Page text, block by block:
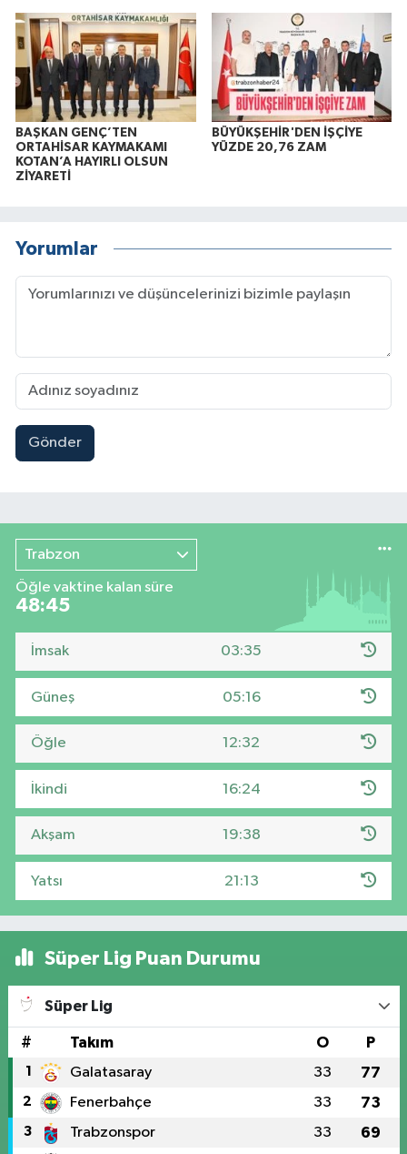
BAŞKAN GENÇ’TEN
ORTAHİSAR KAYMAKAMI
KOTAN’A HAYIRLI OLSUN
ZİYARETİ
BÜYÜKŞEHİR'DEN İŞÇİYE
YÜZDE 20,76 ZAM
Yorumlar
Gönder
Trabzon
Öğle vaktine kalan süre
48:44
İmsak 03:35
Güneş 05:16
Öğle 12:32
İkindi 16:24
Akşam 19:38
Yatsı 21:13
Süper Lig Puan Durumu
Süper Lig
# Takım O P
1 Galatasaray 33 77
2 Fenerbahçe 33 73
3 Trabzonspor 33 69